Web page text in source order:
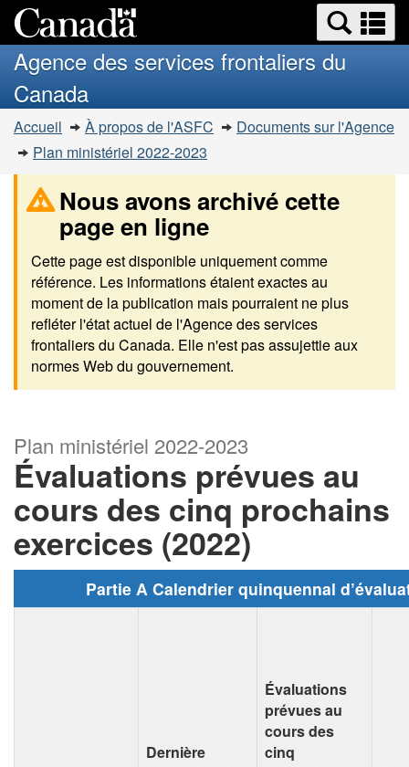
au
contenu
à
la
HTML
simplifiée
Recherche
et
menus
et
Agence des services frontaliers du
Canada
Vous
êtes
ici
Accueil À propos de l'ASFC
Documents sur l'Agence
Plan ministériel 2022-2023
Nous avons archivé cette
page en ligne
Cette page est disponible uniquement comme
référence. Les informations étaient exactes au
moment de la publication mais pourraient ne plus
refléter l'état actuel de l'Agence des services
frontaliers du Canada. Elle n'est pas assujettie aux
normes Web du gouvernement.
Plan ministériel 2022-2023
Évaluations prévues au
cours des cinq prochains
exercices (2022)
Partie A Calendrier quinquennal
Dernière
Évaluations
prévues au
cours des
cinq